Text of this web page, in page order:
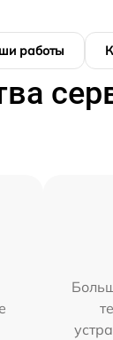
работы